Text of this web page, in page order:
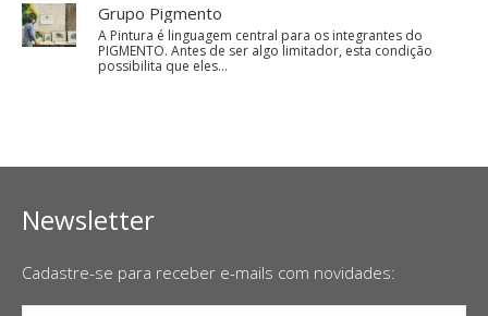
Grupo Pigmento
A Pintura é linguagem central para os integrantes do
PIGMENTO. Antes de ser algo limitador, esta condição
possibilita que eles…
Newsletter
Cadastre-se para receber e-mails com novidades: